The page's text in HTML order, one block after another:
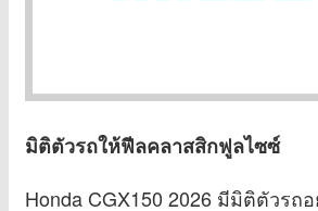
มิติตัวรถให้ฟีลคลาสสิกฟูลไซซ์
Honda CGX150 2026 มีมิติตัวรถ